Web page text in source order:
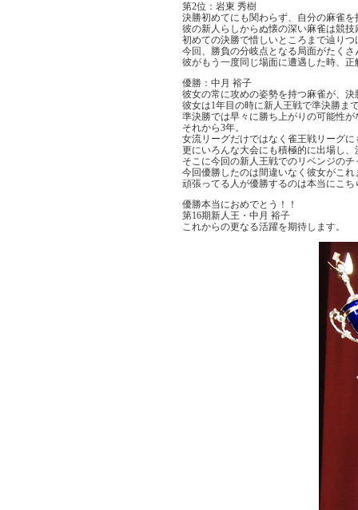
第2位：岩東 秀樹
決勝初めてにも関わらず、自分の麻雀
彼の新人らしからぬ懐の深い麻雀は競
初めての決勝で惜しいところまで辿り
今回、勝負の分岐点となる局面がたくさ
彼がもう一度同じ場面に遭遇した時、
優勝：中月 裕子
彼女の常に攻めの姿勢を持つ麻雀が、
彼女は1年目の時に新人王戦で準決勝ま
準決勝では早々に勝ち上がりの可能性
それから3年。
女流リーグだけではなく雀王戦リーグに
更にいろんな大会にも積極的に出場し
そこに今回の新人王戦でのリベンジのチ
今回優勝したのは間違いなく彼女がこ
頑張ってる人が優勝するのは本当にこ
優勝本当におめでとう！！
第16期新人王・中月 裕子
これからの更なる活躍を期待します。